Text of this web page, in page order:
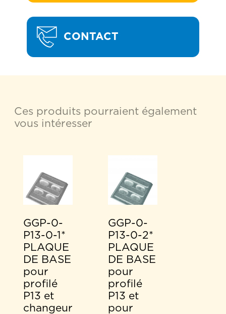
CONTACT
Ces produits pourraient également
vous intéresser
GGP-0-
P13-0-1*
PLAQUE
DE BASE
pour
profilé
P13 et
changeur
GGP-0-
P13-0-2*
PLAQUE
DE BASE
pour
profilé
P13 et
pour